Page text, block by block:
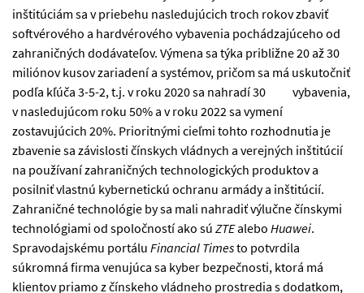
inštitúciám sa v priebehu nasledujúcich troch rokov zbaviť
softvérového a hardvérového vybavenia pochádzajúceho od
zahraničných dodávateľov. Výmena sa týka približne 20 až 30
miliónov kusov zariadení a systémov, pričom sa má uskutočniť
podľa kľúča 3-5-2, t.j. v roku 2020 sa nahradí 30 vybavenia,
v nasledujúcom roku 50% a v roku 2022 sa vymení
zostavujúcich 20%. Prioritnými cieľmi tohto rozhodnutia je
zbavenie sa závislosti čínskych vládnych a verejných inštitúcií
na používaní zahraničných technologických produktov a
posilniť vlastnú kybernetickú ochranu armády a inštitúcií.
Zahraničné technológie by sa mali nahradiť výlučne čínskymi
technológiami od spoločností ako sú ZTEalebo Huawei.
Spravodajskému portálu Financial Timesto potvrdila
súkromná firma venujúca sa kyber bezpečnosti, ktorá má
klientov priamo z čínskeho vládneho prostredia s dodatkom,